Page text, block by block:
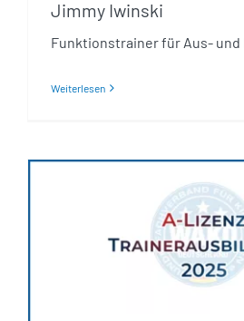
Jimmy Iwinski
Funktionstrainer für Aus-
Weiterlesen
2025